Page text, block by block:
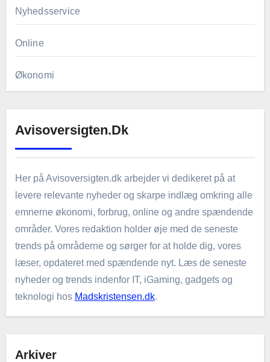
Nyhedsservice
Online
Økonomi
Avisoversigten.dk
Her på Avisoversigten.dk arbejder vi dedikeret på at
levere relevante nyheder og skarpe indlæg omkring alle
emnerne økonomi, forbrug, online og andre spændende
områder. Vores redaktion holder øje med de seneste
trends på områderne og sørger for at holde dig, vores
læser, opdateret med spændende nyt. Læs de seneste
nyheder og trends indenfor IT, iGaming, gadgets og
teknologi hos Madskristensen.dk.
Arkiver